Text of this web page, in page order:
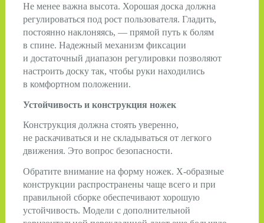
Не менее важна высота. Хорошая доска должна
регулироваться под рост пользователя. Гладить,
постоянно наклоняясь, — прямой путь к болям
в спине. Надежный механизм фиксации
и достаточный диапазон регулировки позволяют
настроить доску так, чтобы руки находились
в комфортном положении.
Устойчивость и конструкция ножек
Конструкция должна стоять уверенно,
не раскачиваться и не складываться от легкого
движения. Это вопрос безопасности.
Обратите внимание на форму ножек. Х-образные
конструкции распространены чаще всего и при
правильной сборке обеспечивают хорошую
устойчивость. Модели с дополнительной